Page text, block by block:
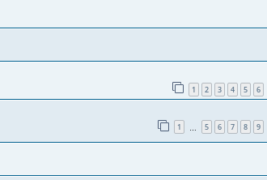
1 2 3 4 5 6
1 5 6 7 8 9